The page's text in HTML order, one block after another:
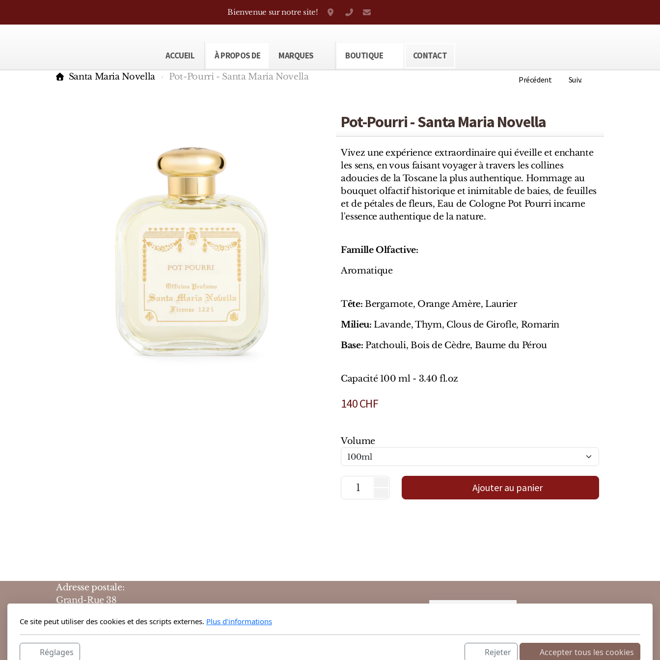
Bienvenue sur notre site! Grand-Rue 38, Genève
+41 22 310 38 75
ACCUEIL À PROPOS DE MARQUES BOUTIQUE CONTACT
Précédent Suiv.
Santa Maria Novella Pot-Pourri - Santa Maria Novella
Pot-Pourri - Santa Maria Novella
Vivez une expérience extraordinaire qui éveille et enchante
les sens, en vous faisant voyager à travers les collines
adoucies de la Toscane la plus authentique. Hommage au
bouquet olfactif historique et inimitable de baies, de feuilles
et de pétales de fleurs, Eau de Cologne Pot Pourri incarne
l'essence authentique de la nature.
Famille Olfactive:
Aromatique
Tête: Bergamote, Orange Amère, Laurier
Milieu: Lavande, Thym, Clous de Girofle, Romarin
Base: Patchouli, Bois de Cèdre, Baume du Pérou
Capacité 100 ml - 3.40 fl.oz
140CHF
Volume
Ajouter au panier
Adresse postale:
Grand-Rue 38
Suisse
Horaires d'ouvertures :
Ce site peut utiliser des cookies et des scripts externes. Plus d'informations
Réglages Rejeter Accepter tous les cookies